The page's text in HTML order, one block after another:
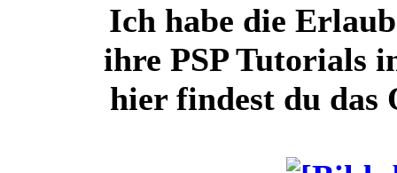
Ich habe die
ihre PSP Tutorials
hier findest du das